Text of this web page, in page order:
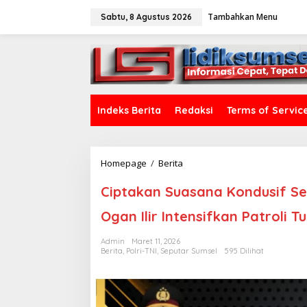
Sabtu, 8 Agustus 2026 Tambahkan Menu
Indeks Berita Redaksi Terms of
Homepage / Berita
p
t
a
k
n
Ciptakan Suasana Kondusif
Ogan Ilir Intensifkan Patroli
Admin
Maret 11, 2026
Berita, Polri-TNI, Seputar Sumsel 595 Dilihat